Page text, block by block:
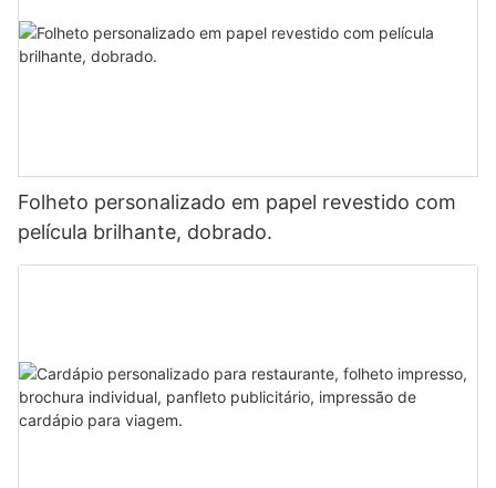
Folheto personalizado em papel revestido com
película brilhante, dobrado.